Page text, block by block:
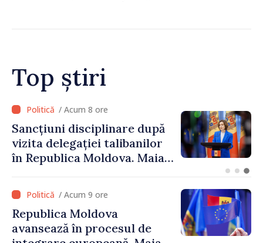
pentru oameni”
Top știri
nu
/ Acum 7 ore
Adunarea Populară a
Găgăuziei trebuie să aibă
mandat deplin.
Maia Sandu: „Alegerile
libere și corecte””
/ Acum 9 ore
Republica Moldova
avansează în procesul de